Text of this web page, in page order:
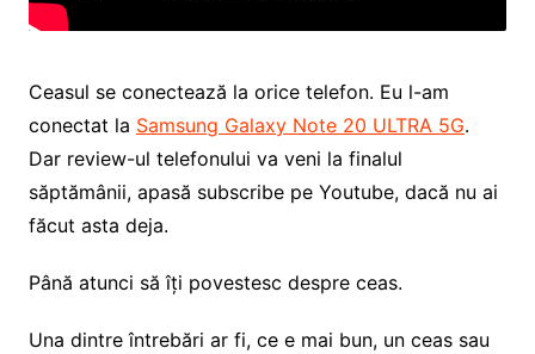
Ceasul se conectează la orice telefon. Eu l-am
conectat la Samsung Galaxy Note 20 ULTRA 5G.
Dar review-ul telefonului va veni la finalul
săptămânii, apasă subscribe pe Youtube, dacă nu ai
făcut asta deja.
Până atunci să îți povestesc despre ceas.
Una dintre întrebări ar fi, ce e mai bun, un ceas sau